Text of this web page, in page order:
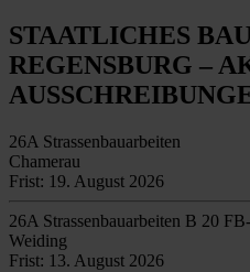
STAATLICHES
REGENSBURG –
26A Strassenbauarbeiten
Chamerau
Frist: 19. August 2026
26A Strassenbauarbeiten B 20
Weiding
Frist: 13. August 2026